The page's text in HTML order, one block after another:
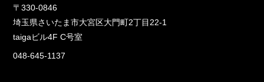
〒330-0846
埼玉県さいたま市大宮区大門町2丁目22-1
taigaビル4F C号室
048-645-1137